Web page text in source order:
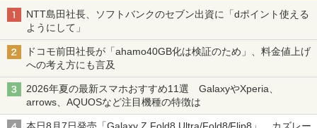
NTT島田社長、ソフトバンクのセブン出資に「dポイント使える
ようにして」
ドコモ前田社長が「ahamo40GB化は検証のため」、料金値上げ
への考え方にも言及
2026年夏の最新スマホおすすめ11選 GalaxyやXperia、
arrows、AQUOSなど注目機種の特徴は